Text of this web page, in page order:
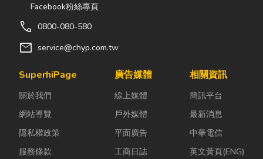
Facebook粉絲專頁
call 0800-080-580
mail service@chyp.com.tw
SuperhiPage
關於我們
網站導覽
隱私權政策
服務條款
廣告媒體
線上媒體
戶外媒體
平面廣告
工商日誌
相關資訊
簡訊平台
最新消息
中華電信
英文黃頁(ENG)